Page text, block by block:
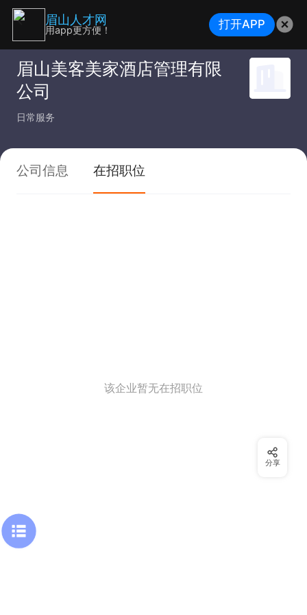
眉山美客美家酒店管理有限
公司
日常服务
公司信息 在招职位
该企业暂无在招职位
分享
眉山人才网
用app更方便！ 打开APP